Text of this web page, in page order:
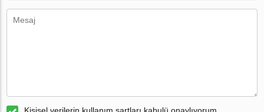
Kişisel verilerin kullanım şartları kabulü onaylıyorum